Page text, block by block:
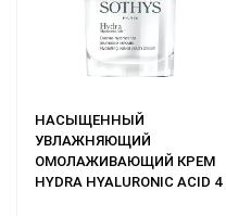
НАСЫЩЕННЫЙ
УВЛАЖНЯЮЩИЙ
ОМОЛАЖИВАЮЩИЙ КРЕМ
HYDRA HYALURONIC ACID 4